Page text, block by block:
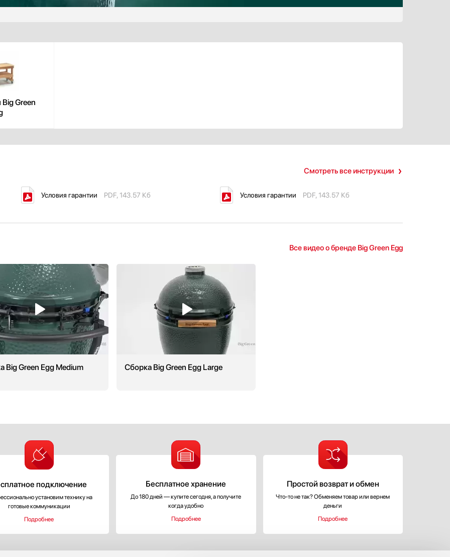
Green
Смотреть все инструкции
Условия гарантии PDF, 143.57 Кб Условия гарантии PDF, 143.57 Кб
Все видео о бренде Big Green Egg
Big Green Egg Medium Сборка Big Green Egg Large
подключение
установим технику на
готовые коммуникации
Подробнее
Бесплатное хранение
До 180 дней — купите сегодня, а получите
когда удобно
Подробнее
Простой возврат и обмен
Что-то не так? Обменяем товар или вернем
деньги
Подробнее